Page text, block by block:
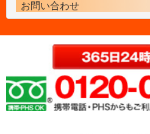
お問い合わせ